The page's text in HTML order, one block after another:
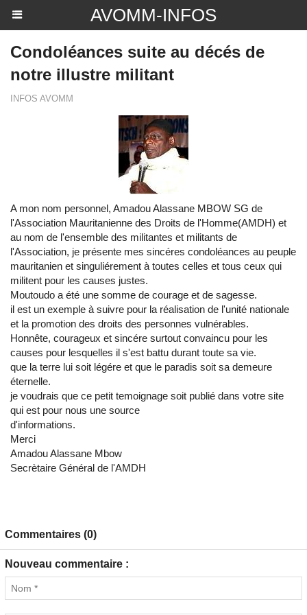
AVOMM-INFOS
Condoléances suite au décés de
notre illustre militant
INFOS AVOMM
A mon nom personnel, Amadou Alassane MBOW SG de
l'Association Mauritanienne des Droits de l'Homme(AMDH) et
au nom de l'ensemble des militantes et militants de
l'Association, je présente mes sincéres condoléances au peuple
mauritanien et singuliérement à toutes celles et tous ceux qui
militent pour les causes justes.
Moutoudo a été une somme de courage et de sagesse.
il est un exemple à suivre pour la réalisation de l'unité nationale
et la promotion des droits des personnes vulnérables.
Honnête, courageux et sincére surtout convaincu pour les
causes pour lesquelles il s'est battu durant toute sa vie.
que la terre lui soit légére et que le paradis soit sa demeure
éternelle.
je voudrais que ce petit temoignage soit publié dans votre site
qui est pour nous une source
d'informations.
Merci
Amadou Alassane Mbow
Secrètaire Général de l'AMDH
Commentaires (0)
Nouveau commentaire :